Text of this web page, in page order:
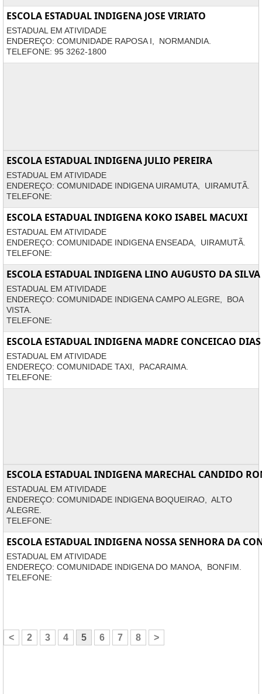
ESCOLA ESTADUAL INDIGENA JOSE VIRIATO
ESTADUAL EM ATIVIDADE
ENDEREÇO: COMUNIDADE RAPOSA I, NORMANDIA.
TELEFONE: 95 3262-1800
ESCOLA ESTADUAL INDIGENA JULIO PEREIRA
ESTADUAL EM ATIVIDADE
ENDEREÇO: COMUNIDADE INDIGENA UIRAMUTA, UIRAMUTÃ.
TELEFONE:
ESCOLA ESTADUAL INDIGENA KOKO ISABEL MACUXI
ESTADUAL EM ATIVIDADE
ENDEREÇO: COMUNIDADE INDIGENA ENSEADA, UIRAMUTÃ.
TELEFONE:
ESCOLA ESTADUAL INDIGENA LINO AUGUSTO DA SILVA
ESTADUAL EM ATIVIDADE
ENDEREÇO: COMUNIDADE INDIGENA CAMPO ALEGRE, BOA
VISTA.
TELEFONE:
ESCOLA ESTADUAL INDIGENA MADRE CONCEICAO DIAS
ESTADUAL EM ATIVIDADE
ENDEREÇO: COMUNIDADE TAXI, PACARAIMA.
TELEFONE:
ESCOLA ESTADUAL INDIGENA MARECHAL CANDIDO
ESTADUAL EM ATIVIDADE
ENDEREÇO: COMUNIDADE INDIGENA BOQUEIRAO, ALTO
ALEGRE.
TELEFONE:
ESCOLA ESTADUAL INDIGENA NOSSA SENHORA DA
ESTADUAL EM ATIVIDADE
ENDEREÇO: COMUNIDADE INDIGENA DO MANOA, BONFIM.
TELEFONE:
< 2 3 4 5 6 7 8 >